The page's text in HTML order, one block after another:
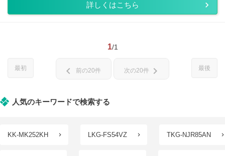
詳しくはこちら
1/1
最初 最後
chevron_left 前の20件 次の20件 chevron_right
人気のキーワードで検索する
KK-MK252KH LKG-FS54VZ TKG-NJR85AN